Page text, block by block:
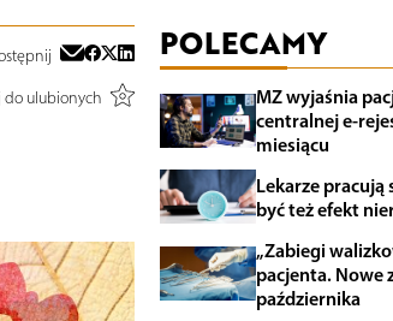
do ulubionych
POLECAMY
MZ wyjaśnia
centralnej e-
miesiącu
Lekarze pracują
być też efekt
„Zabiegi
pacjenta. Nowe
października